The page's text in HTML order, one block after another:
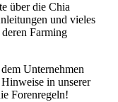
über die Chia
und vieles
Farming
Unternehmen
in unserer
Forenregeln!